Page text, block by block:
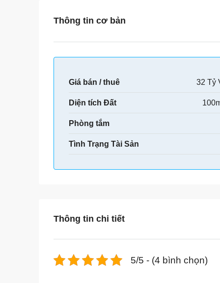
Thông tin cơ bản
Giá bán / thuê 32 Tỷ
Diện tích Đất
Phòng tắm
Tình Trạng Tài Sản
Thông tin chi tiết
5/5 - (4 bình chọn)